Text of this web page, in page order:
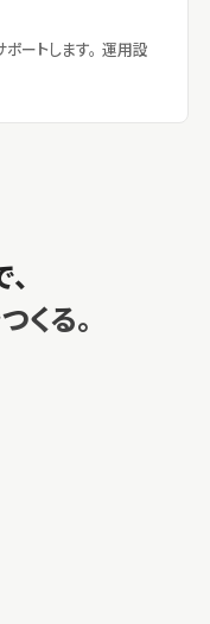
ートします。運用設
くる。